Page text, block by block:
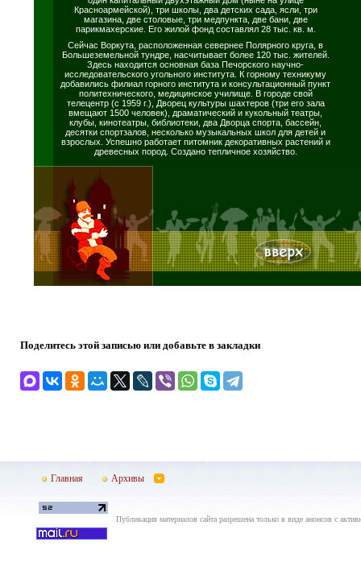
Красноармейской), три школы, два детских сада, ясли, три
магазина, две столовые, три медпункта, две бани, две
парикмахерские. Его жилой фонд составлял 28 тыс. кв. м.
Сейчас Воркута, расположенная севернее Полярного круга, в
Большеземельной тундре, насчитывает более 120 тыс. жителей.
Здесь находится основная база Печорского научно-
исследовательского угольного института. К горному техникуму
добавились филиал горного института и консультационный пункт
политехнического, медицинское училище. В городе свой
телецентр (с 1959 г.), Дворец культуры шахтеров (три его зала
вмещают 1500 человек), драматический и кукольный театры,
клубы, кинотеатры, библиотеки, два Дворца спорта, бассейн,
десятки спортзалов, несколько музыкальных школ для детей и
взрослых. Успешно работает питомник декоративных растений и
древесных пород. Создано тепличное хозяйство.
Поделитесь этой записью или добавьте в закладки
Главная Архивы
Публикация материалов сайта разрешена только в виде анонсов с